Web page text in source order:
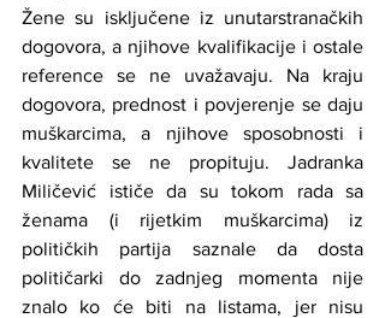
Žene su isključene iz unutarstranačkih
dogovora, a njihove kvalifikacije i ostale
reference se ne uvažavaju. Na kraju
dogovora, prednost i povjerenje se daju
muškarcima, a njihove sposobnosti i
kvalitete se ne propituju. Jadranka
Miličević ističe da su tokom rada sa
ženama (i rijetkim muškarcima) iz
političkih partija saznale da dosta
političarki do zadnjeg momenta nije
znalo ko će biti na listama, jer nisu